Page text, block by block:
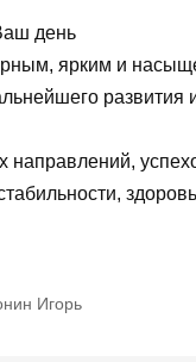
день
ярким и
развития
направлений,
Игорь